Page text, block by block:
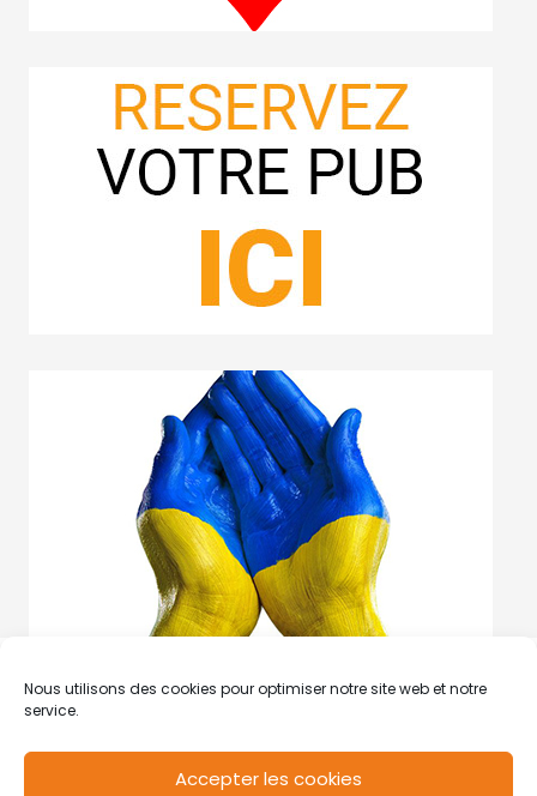
Nous utilisons des cookies pour optimiser notre site web et notre
service.
Accepter les cookies